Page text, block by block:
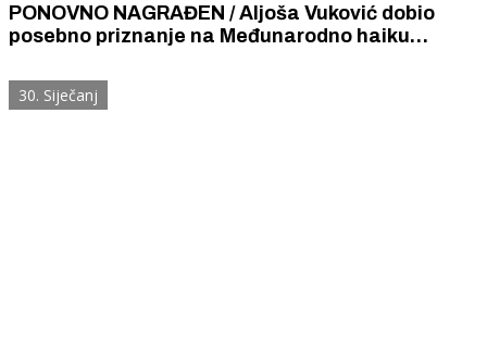
PONOVNO NAGRAĐEN / Aljoša Vuković dobio
posebno priznanje na Međunarodno haiku
30. Siječanj